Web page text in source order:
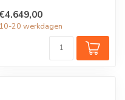
10-20 werkdagen